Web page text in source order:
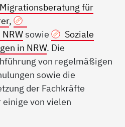
Migrationsberatung für
,
sowie
Soziale
in NRW. Die
von regelmäßigen
sowie die
der Fachkräfte
von vielen